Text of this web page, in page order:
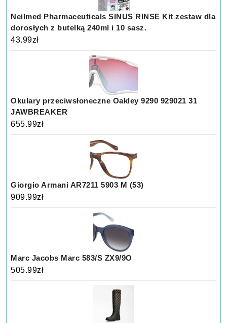
Neilmed Pharmaceuticals SINUS RINSE Kit zestaw dla
dorosłych z butelką 240ml i 10 sasz.
43.99zł
Okulary przeciwsłoneczne Oakley 9290 929021 31
JAWBREAKER
655.99zł
Giorgio Armani AR7211 5903 M (53)
909.99zł
Marc Jacobs Marc 583/S ZX9/9O
505.99zł